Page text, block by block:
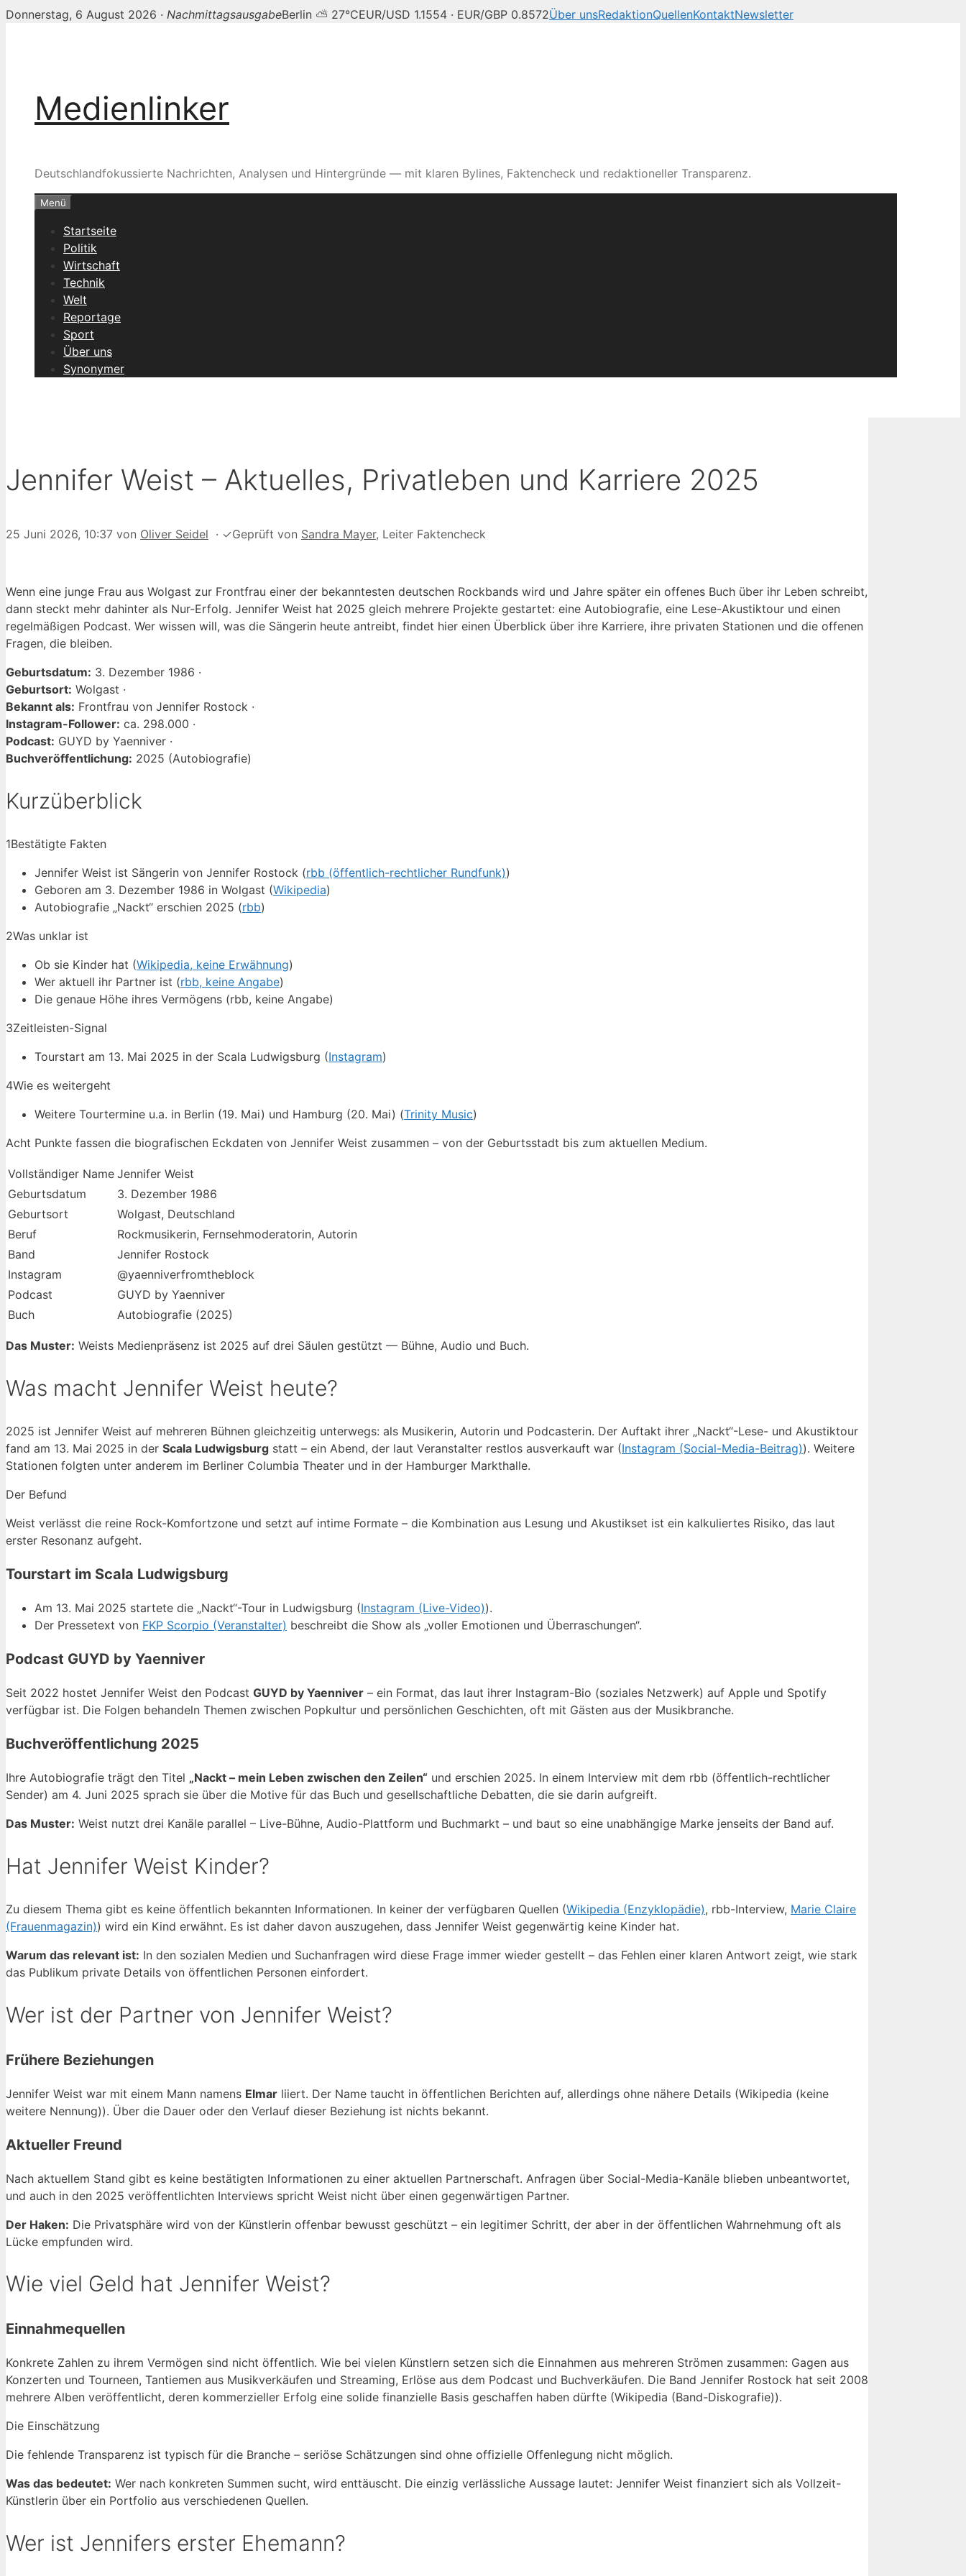
Donnerstag, 6 August 2026 · NachmittagsausgabeBerlin ⛅ 27°CEUR/USD 1.1554 · EUR/GBP 0.8572Über unsRedaktionQuellenKontaktNewsletter
Medienlinker
Deutschlandfokussierte Nachrichten, Analysen und Hintergründe — mit klaren Bylines, Faktencheck und redaktioneller Transparenz.
Menü
Startseite
Politik
Wirtschaft
Technik
Welt
Reportage
Sport
Über uns
Synonymer
Jennifer Weist – Aktuelles, Privatleben und Karriere 2025
25 Juni 2026, 10:37 von Oliver Seidel · ✓Geprüft von Sandra Mayer, Leiter Faktencheck
Wenn eine junge Frau aus Wolgast zur Frontfrau einer der bekanntesten deutschen Rockbands wird und Jahre später ein offenes Buch über ihr Leben schreibt,
dann steckt mehr dahinter als Nur-Erfolg. Jennifer Weist hat 2025 gleich mehrere Projekte gestartet: eine Autobiografie, eine Lese-Akustiktour und einen
regelmäßigen Podcast. Wer wissen will, was die Sängerin heute antreibt, findet hier einen Überblick über ihre Karriere, ihre privaten Stationen und die offenen
Fragen, die bleiben.
Geburtsdatum: 3. Dezember 1986 ·
Geburtsort: Wolgast ·
Bekannt als: Frontfrau von Jennifer Rostock ·
Instagram-Follower: ca. 298.000 ·
Podcast: GUYD by Yaenniver ·
Buchveröffentlichung: 2025 (Autobiografie)
Kurzüberblick
1Bestätigte Fakten
Jennifer Weist ist Sängerin von Jennifer Rostock (rbb (öffentlich-rechtlicher Rundfunk))
Geboren am 3. Dezember 1986 in Wolgast (Wikipedia)
Autobiografie „Nackt“ erschien 2025 (rbb)
2Was unklar ist
Ob sie Kinder hat (Wikipedia, keine Erwähnung)
Wer aktuell ihr Partner ist (rbb, keine Angabe)
Die genaue Höhe ihres Vermögens (rbb, keine Angabe)
3Zeitleisten-Signal
Tourstart am 13. Mai 2025 in der Scala Ludwigsburg (Instagram)
4Wie es weitergeht
Weitere Tourtermine u.a. in Berlin (19. Mai) und Hamburg (20. Mai) (Trinity Music)
Acht Punkte fassen die biografischen Eckdaten von Jennifer Weist zusammen – von der Geburtsstadt bis zum aktuellen Medium.
Vollständiger Name Jennifer Weist
Geburtsdatum
3. Dezember 1986
Geburtsort
Wolgast, Deutschland
Beruf
Rockmusikerin, Fernsehmoderatorin, Autorin
Band
Jennifer Rostock
Instagram
@yaenniverfromtheblock
Podcast
GUYD by Yaenniver
Buch
Autobiografie (2025)
Das Muster: Weists Medienpräsenz ist 2025 auf drei Säulen gestützt — Bühne, Audio und Buch.
Was macht Jennifer Weist heute?
2025 ist Jennifer Weist auf mehreren Bühnen gleichzeitig unterwegs: als Musikerin, Autorin und Podcasterin. Der Auftakt ihrer „Nackt“-Lese- und Akustiktour
fand am 13. Mai 2025 in der Scala Ludwigsburg statt – ein Abend, der laut Veranstalter restlos ausverkauft war (Instagram (Social-Media-Beitrag)). Weitere
Stationen folgten unter anderem im Berliner Columbia Theater und in der Hamburger Markthalle.
Der Befund
Weist verlässt die reine Rock-Komfortzone und setzt auf intime Formate – die Kombination aus Lesung und Akustikset ist ein kalkuliertes Risiko, das laut
erster Resonanz aufgeht.
Tourstart im Scala Ludwigsburg
Am 13. Mai 2025 startete die „Nackt“-Tour in Ludwigsburg (Instagram (Live-Video)).
Der Pressetext von FKP Scorpio (Veranstalter) beschreibt die Show als „voller Emotionen und Überraschungen“.
Podcast GUYD by Yaenniver
Seit 2022 hostet Jennifer Weist den Podcast GUYD by Yaenniver – ein Format, das laut ihrer Instagram-Bio (soziales Netzwerk) auf Apple und Spotify
verfügbar ist. Die Folgen behandeln Themen zwischen Popkultur und persönlichen Geschichten, oft mit Gästen aus der Musikbranche.
Buchveröffentlichung 2025
Ihre Autobiografie trägt den Titel „Nackt – mein Leben zwischen den Zeilen“ und erschien 2025. In einem Interview mit dem rbb (öffentlich-rechtlicher
Sender) am 4. Juni 2025 sprach sie über die Motive für das Buch und gesellschaftliche Debatten, die sie darin aufgreift.
Das Muster: Weist nutzt drei Kanäle parallel – Live-Bühne, Audio-Plattform und Buchmarkt – und baut so eine unabhängige Marke jenseits der Band auf.
Hat Jennifer Weist Kinder?
Zu diesem Thema gibt es keine öffentlich bekannten Informationen. In keiner der verfügbaren Quellen (Wikipedia (Enzyklopädie), rbb-Interview, Marie Claire
(Frauenmagazin)) wird ein Kind erwähnt. Es ist daher davon auszugehen, dass Jennifer Weist gegenwärtig keine Kinder hat.
Warum das relevant ist: In den sozialen Medien und Suchanfragen wird diese Frage immer wieder gestellt – das Fehlen einer klaren Antwort zeigt, wie stark
das Publikum private Details von öffentlichen Personen einfordert.
Wer ist der Partner von Jennifer Weist?
Frühere Beziehungen
Jennifer Weist war mit einem Mann namens Elmar liiert. Der Name taucht in öffentlichen Berichten auf, allerdings ohne nähere Details (Wikipedia (keine
weitere Nennung)). Über die Dauer oder den Verlauf dieser Beziehung ist nichts bekannt.
Aktueller Freund
Nach aktuellem Stand gibt es keine bestätigten Informationen zu einer aktuellen Partnerschaft. Anfragen über Social-Media-Kanäle blieben unbeantwortet,
und auch in den 2025 veröffentlichten Interviews spricht Weist nicht über einen gegenwärtigen Partner.
Der Haken: Die Privatsphäre wird von der Künstlerin offenbar bewusst geschützt – ein legitimer Schritt, der aber in der öffentlichen Wahrnehmung oft als
Lücke empfunden wird.
Wie viel Geld hat Jennifer Weist?
Einnahmequellen
Konkrete Zahlen zu ihrem Vermögen sind nicht öffentlich. Wie bei vielen Künstlern setzen sich die Einnahmen aus mehreren Strömen zusammen: Gagen aus
Konzerten und Tourneen, Tantiemen aus Musikverkäufen und Streaming, Erlöse aus dem Podcast und Buchverkäufen. Die Band Jennifer Rostock hat seit 2008
mehrere Alben veröffentlicht, deren kommerzieller Erfolg eine solide finanzielle Basis geschaffen haben dürfte (Wikipedia (Band-Diskografie)).
Die Einschätzung
Die fehlende Transparenz ist typisch für die Branche – seriöse Schätzungen sind ohne offizielle Offenlegung nicht möglich.
Was das bedeutet: Wer nach konkreten Summen sucht, wird enttäuscht. Die einzig verlässliche Aussage lautet: Jennifer Weist finanziert sich als Vollzeit-
Künstlerin über ein Portfolio aus verschiedenen Quellen.
Wer ist Jennifers erster Ehemann?